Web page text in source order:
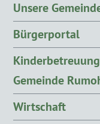
Unsere
Bürgerportal
Gemeinde
Wirtschaft